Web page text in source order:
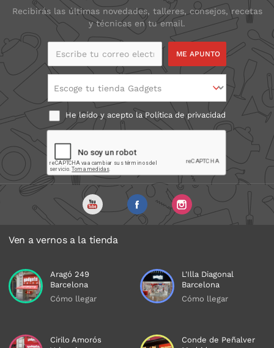
Recibirás las últimas novedades, talleres, consejos, recetas
y técnicas en tu email.
Escribe tu correo
Escoge tu tienda Gadgets
He leído y acepto laPolítica de privacidad
Ven a vernos a la tienda
Aragó 249
Barcelona
Cómo llegar
L'Illa Diagonal
Barcelona
Cómo llegar
Cirilo Amorós
Conde de Peñalver